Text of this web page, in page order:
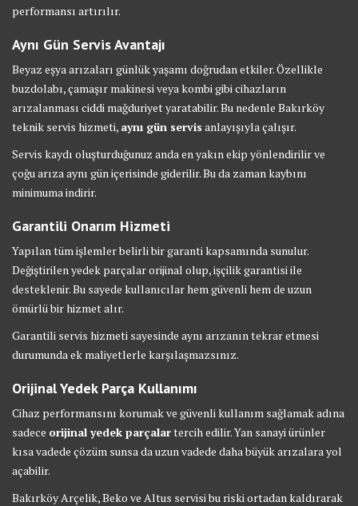
performansı artırılır.
Aynı Gün Servis Avantajı
Beyaz eşya arızaları günlük yaşamı doğrudan etkiler. Özellikle
buzdolabı, çamaşır makinesi veya kombi gibi cihazların
arızalanması ciddi mağduriyet yaratabilir. Bu nedenle Bakırköy
teknik servis hizmeti, aynı gün servis anlayışıyla çalışır.
Servis kaydı oluşturduğunuz anda en yakın ekip yönlendirilir ve
çoğu arıza aynı gün içerisinde giderilir. Bu da zaman kaybını
minimuma indirir.
Garantili Onarım Hizmeti
Yapılan tüm işlemler belirli bir garanti kapsamında sunulur.
Değiştirilen yedek parçalar orijinal olup, işçilik garantisi ile
desteklenir. Bu sayede kullanıcılar hem güvenli hem de uzun
ömürlü bir hizmet alır.
Garantili servis hizmeti sayesinde aynı arızanın tekrar etmesi
durumunda ek maliyetlerle karşılaşmazsınız.
Orijinal Yedek Parça Kullanımı
Cihaz performansını korumak ve güvenli kullanım sağlamak adına
sadece orijinal yedek parçalartercih edilir. Yan sanayi ürünler
kısa vadede çözüm sunsa da uzun vadede daha büyük arızalara yol
açabilir.
Bakırköy Arçelik, Beko ve Altus servisi bu riski ortadan kaldırarak